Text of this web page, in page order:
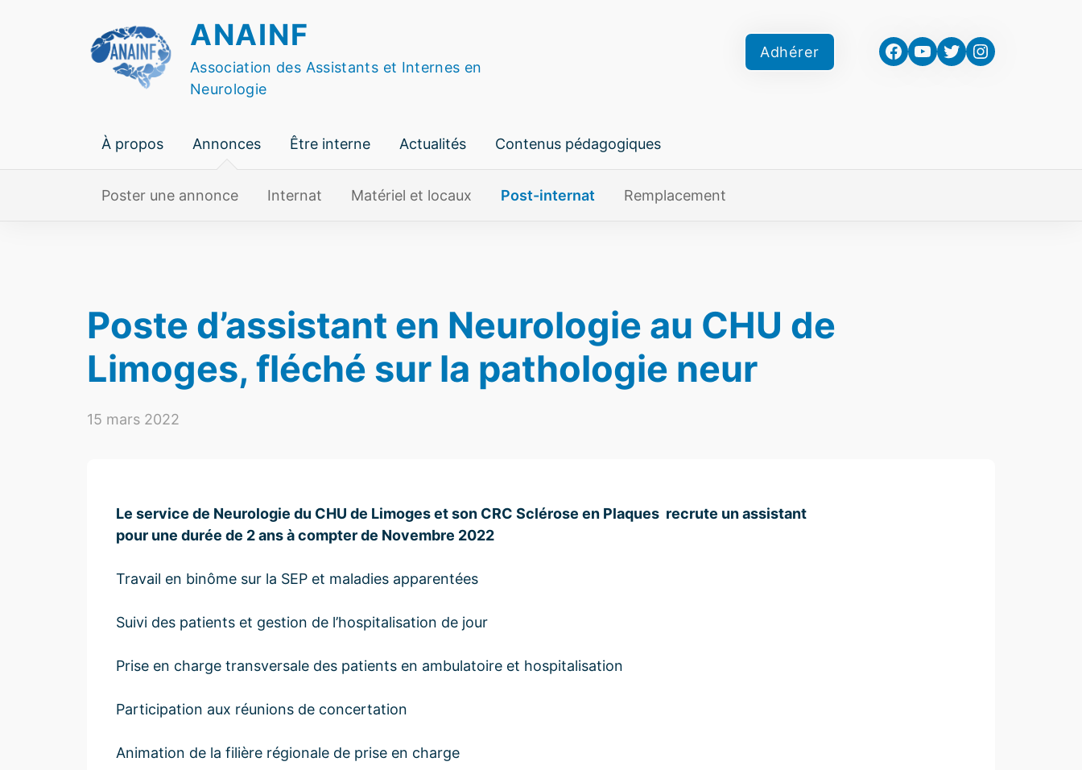
ANAINF
Association des Assistants et Internes en
Neurologie
Adhérer Facebook
YouTube
TwitterInstagram
À propos Annonces Être interne Actualités Contenus pédagogiques
Poster une annonce Internat Matériel et locaux Post-internat Remplacement
Poste d’assistant en Neurologie au CHU de
Limoges, fléché sur la pathologie neur
15 mars 2022
Le service de Neurologie du CHU de Limoges et son CRC Sclérose en Plaques recrute un assistant
pour une durée de 2 ans à compter de Novembre 2022
Travail en binôme sur la SEP et maladies apparentées
Suivi des patients et gestion de l’hospitalisation de jour
Prise en charge transversale des patients en ambulatoire et hospitalisation
Participation aux réunions de concertation
Animation de la filière régionale de prise en charge